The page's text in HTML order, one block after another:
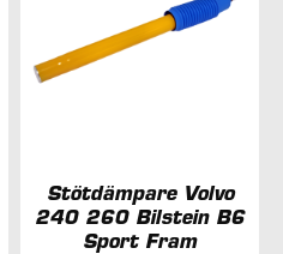
Stötdämpare Volvo
240 260 Bilstein B6
Sport Fram